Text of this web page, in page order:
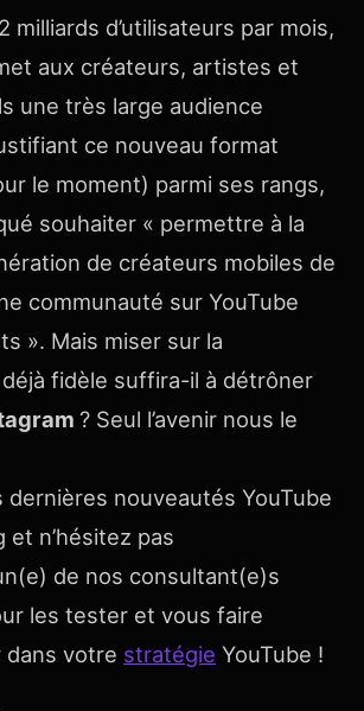
milliards d’utilisateurs par mois,
aux créateurs, artistes et
une très large audience
ce nouveau format
le moment) parmi ses rangs,
souhaiter « permettre à la
de créateurs mobiles de
communauté sur YouTube
». Mais miser sur la
fidèle suffira-il à détrôner
? Seul l’avenir nous le
dernières nouveautés YouTube
et n’hésitez pas
de nos consultant(e)s
les tester et vous faire
dans votre stratégie YouTube !